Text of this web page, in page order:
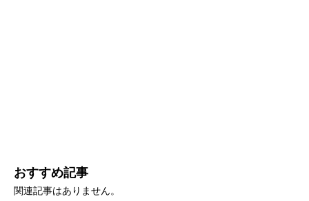
おすすめ記事
関連記事はありません。